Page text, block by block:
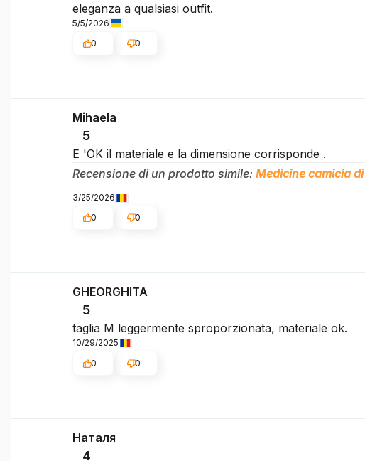
eleganza a qualsiasi outfit.
5/5/2026
0
0
Mihaela
5
E 'OK il materiale e la dimensione corrisponde .
Recensione di un prodotto simile: Medicine camicia
3/25/2026
0
0
GHEORGHITA
5
taglia M leggermente sproporzionata, materiale ok.
10/29/2025
0
0
Наталя
4